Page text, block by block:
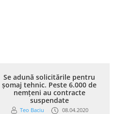
Se adună solicitările pentru
șomaj tehnic. Peste 6.000 de
nemțeni au contracte
suspendate
Teo Baciu 08.04.2020